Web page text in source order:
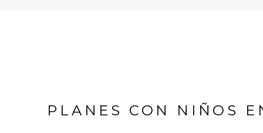
PLANES CON NIÑOS